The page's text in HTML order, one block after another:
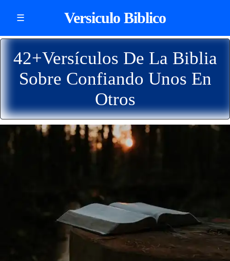
☰ Versiculo Biblico
42+Versículos De La Biblia
Sobre Confiando Unos En
Otros